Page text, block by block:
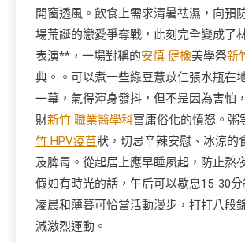
開窗透風。飲食上需求清暑祛濕，向預
場荒誕的戀愛爭奪戰，此刻完全變成了
表演**，一場對稱的安慎 健檢美學祭新
典。。可以煮一些綠豆薏苡仁張水瓶在
一幕，氣得渾身發抖，但不是因為害怕
財新竹 職業醫學科富庸俗化的憤怒。粥
竹 HPV疫苗狀，切忌辛辣安慰、冰涼的
及脾胃。從起居上應早睡夙起，防止熬
假如有時光的話，午后可以歇息15-30分
凌晨和薄暮可恰當活動漫步，打打八段
減激烈運動。